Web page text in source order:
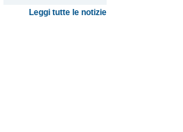
Leggi tutte le notizie